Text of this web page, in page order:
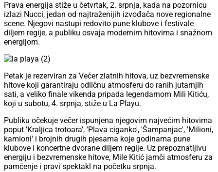
Prava energija stiže u četvrtak, 2. srpnja, kada na pozornicu
izlazi Nucci, jedan od najtraženijih izvođača nove regionalne
scene. Njegovi nastupi redovito pune klubove i festivale
diljem regije, a publiku osvaja modernim hitovima i snažnom
energijom.
Petak je rezerviran za Večer zlatnih hitova, uz bezvremenske
hitove koji garantiraju odličnu atmosferu do ranih jutarnjih
sati, a veliko finale vikenda pripada legendarnom Mili Kitiću,
koji u subotu, 4. srpnja, stiže u La Playu.
Publiku očekuje večer ispunjena njegovim najvećim hitovima
poput 'Kraljica trotoara', 'Plava ciganko', 'Šampanjac', 'Milioni,
kamioni' i brojnih drugih pjesama koje godinama pune
klubove i koncertne dvorane diljem regije. Uz prepoznatljivu
energiju i bezvremenske hitove, Mile Kitić jamči atmosferu za
pamćenje i pravi spektakl na početku srpnja.